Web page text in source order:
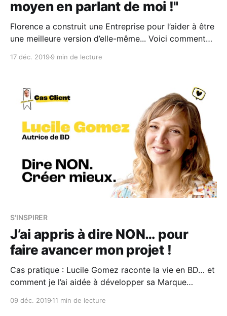
moyen en parlant de moi !"
Florence a construit une Entreprise pour l’aider à être
une meilleure version d’elle-même... Voici comment
est éditrice & vend
17 déc. 2019 9 min de lecture
S'INSPIRER
J’ai appris à dire NON… pour
faire avancer mon projet !
Cas pratique : Lucile Gomez raconte la vie en BD… et
comment je l’ai aidée à développer sa Marque
apprendre à dire NON (vraiment) Tu as du talent, des
09 déc. 2019 11 min de lecture